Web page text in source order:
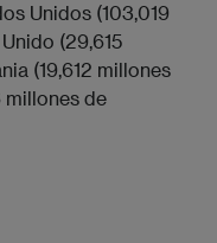
Unidos (103,019
(29,615
(19,612 millones
millones de